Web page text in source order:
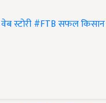
वेब स्टोरी#FTBसफल किसान